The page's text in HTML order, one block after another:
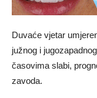
Duvaće vjetar
južnog i
časovima slabi,
zavoda.